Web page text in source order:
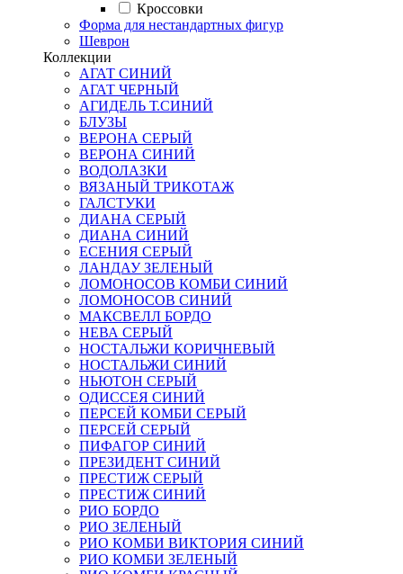
Кроссовки
Форма для нестандартных фигур
Шеврон
Коллекции
АГАТ СИНИЙ
АГАТ ЧЕРНЫЙ
АГИДЕЛЬ Т.СИНИЙ
БЛУЗЫ
ВЕРОНА СЕРЫЙ
ВЕРОНА СИНИЙ
ВОДОЛАЗКИ
ВЯЗАНЫЙ ТРИКОТАЖ
ГАЛСТУКИ
ДИАНА СЕРЫЙ
ДИАНА СИНИЙ
ЕСЕНИЯ СЕРЫЙ
ЛАНДАУ ЗЕЛЕНЫЙ
ЛОМОНОСОВ КОМБИ СИНИЙ
ЛОМОНОСОВ СИНИЙ
МАКСВЕЛЛ БОРДО
НЕВА СЕРЫЙ
НОСТАЛЬЖИ КОРИЧНЕВЫЙ
НОСТАЛЬЖИ СИНИЙ
НЬЮТОН СЕРЫЙ
ОДИССЕЯ СИНИЙ
ПЕРСЕЙ КОМБИ СЕРЫЙ
ПЕРСЕЙ СЕРЫЙ
ПИФАГОР СИНИЙ
ПРЕЗИДЕНТ СИНИЙ
ПРЕСТИЖ СЕРЫЙ
ПРЕСТИЖ СИНИЙ
РИО БОРДО
РИО ЗЕЛЕНЫЙ
РИО КОМБИ ВИКТОРИЯ СИНИЙ
РИО КОМБИ ЗЕЛЕНЫЙ